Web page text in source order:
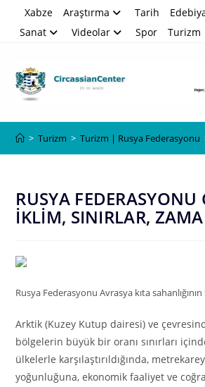
Xabze Araştırma Tarih
Sanat
Videolar Spor Turizm
> Turizm > Turizm | Rusya Federasyonu
RUSYA FEDERASYONU
İKLİM, SINIRLAR,
Rusya Federasyonu Avrasya kıta
Arktik (Kuzey Kutup dairesi) ve
bölgelerin büyük bir oranı sınırları
ülkelerle karşılaştırıldığında,
yoğunluğuna, ekonomik faaliyet ve